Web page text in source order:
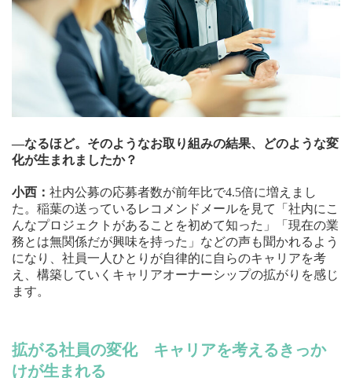
—なるほど。そのようなお取り組みの結果、どのような変
化が生まれましたか？
小西： 社内公募の応募者数が前年比で4.5倍に増えまし
た。稲葉の送っているレコメンドメールを見て「社内にこ
んなプロジェクトがあることを初めて知った」「現在の業
務とは無関係だが興味を持った」などの声も聞かれるよう
になり、社員一人ひとりが自律的に自らのキャリアを考
え、構築していくキャリアオーナーシップの拡がりを感じ
ます。
拡がる社員の変化 キャリアを考えるきっか
けが生まれる